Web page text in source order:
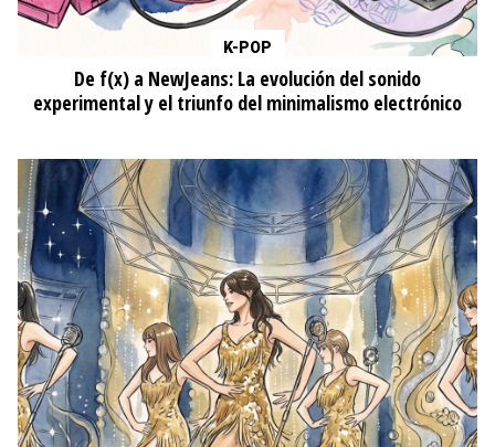
K-POP
De f(x) a NewJeans: La evolución del sonido
experimental y el triunfo del minimalismo electrónico